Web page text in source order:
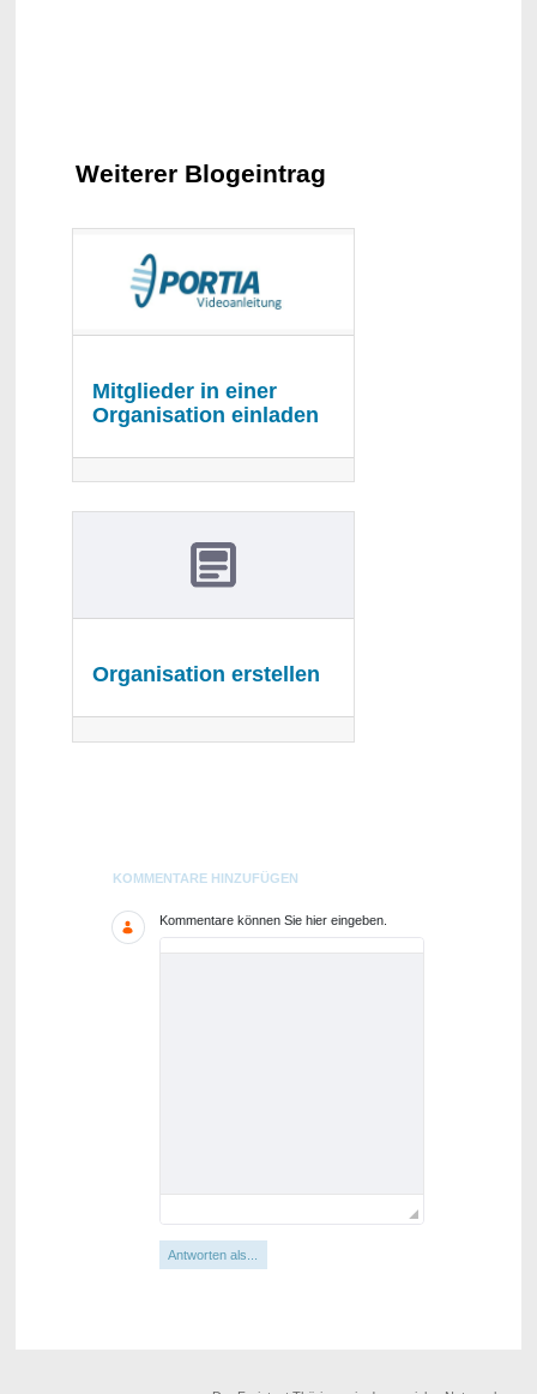
Weiterer Blogeintrag
Mitglieder in einer
Organisation einladen
Organisation erstellen
Blogs
KOMMENTARE HINZUFÜGEN
Kommentare können Sie hier eingeben.
Antworten als...